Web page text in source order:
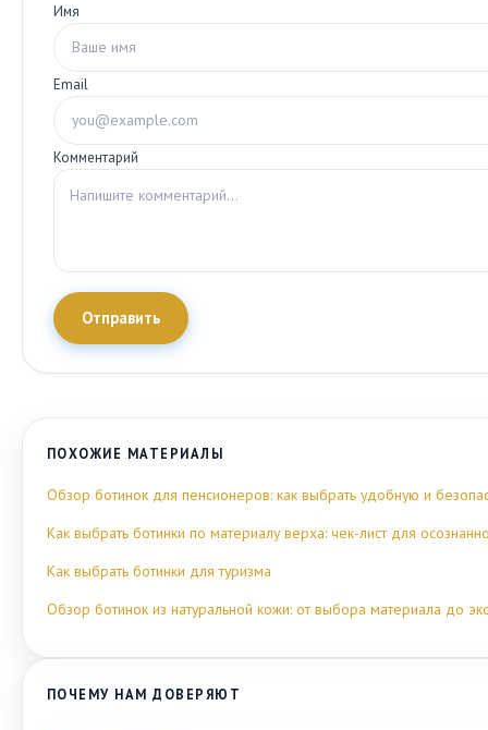
Имя
Email
Комментарий
Отправить
ПОХОЖИЕ МАТЕРИАЛЫ
Обзор ботинок для пенсионеров: как выбрать удобную и
Как выбрать ботинки по материалу верха: чек-лист для
Как выбрать ботинки для туризма
Обзор ботинок из натуральной кожи: от выбора материала до
ПОЧЕМУ НАМ ДОВЕРЯЮТ